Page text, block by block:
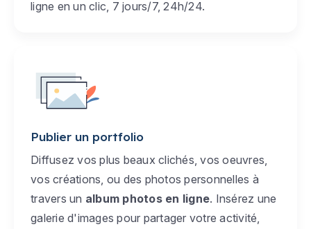
ligne en un clic, 7 jours/7, 24h/24.
Publier un portfolio
Diffusez vos plus beaux clichés, vos oeuvres,
vos créations, ou des photos personnelles à
travers un album photos en ligne. Insérez une
galerie d'images pour partager votre activité,